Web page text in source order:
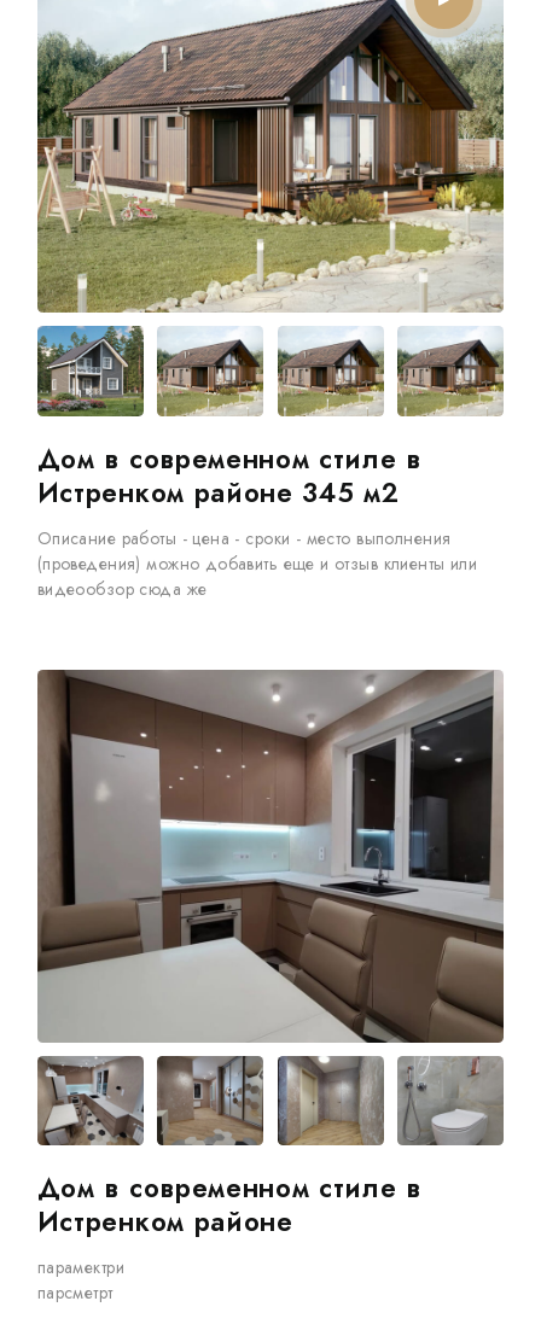
КОНТАКТЫ
Дом в современном стиле в
Истренком районе 345 м2
Описание работы - цена - сроки - место выполнения
(проведения) можно добавить еще и отзыв клиенты или
видеообзор сюда же
Дом в современном стиле в
Истренком районе
парамектри
парсметрт